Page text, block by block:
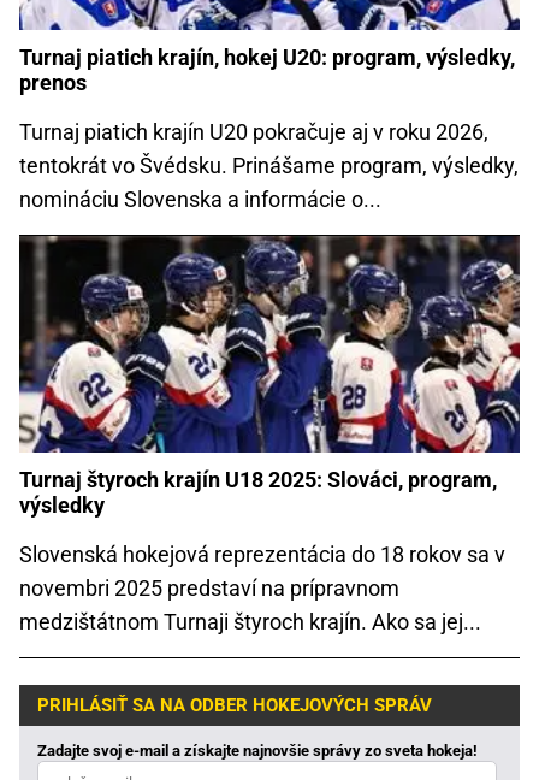
Turnaj piatich krajín, hokej U20: program, výsledky,
prenos
Turnaj piatich krajín U20 pokračuje aj v roku 2026,
tentokrát vo Švédsku. Prinášame program, výsledky,
nomináciu Slovenska a informácie o...
Turnaj štyroch krajín U18 2025: Slováci, program,
výsledky
Slovenská hokejová reprezentácia do 18 rokov sa v
novembri 2025 predstaví na prípravnom
medzištátnom Turnaji štyroch krajín. Ako sa jej...
PRIHLÁSIŤ SA NA ODBER HOKEJOVÝCH SPRÁV
Zadajte svoj e-mail a získajte najnovšie správy zo sveta hokeja!